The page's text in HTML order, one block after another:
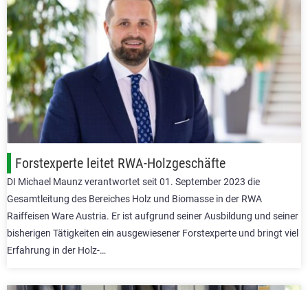
Forstexperte leitet RWA-Holzgeschäfte
DI Michael Maunz verantwortet seit 01. September 2023 die
Gesamtleitung des Bereiches Holz und Biomasse in der RWA
Raiffeisen Ware Austria. Er ist aufgrund seiner Ausbildung und seiner
bisherigen Tätigkeiten ein ausgewiesener Forstexperte und bringt viel
Erfahrung in der Holz-…